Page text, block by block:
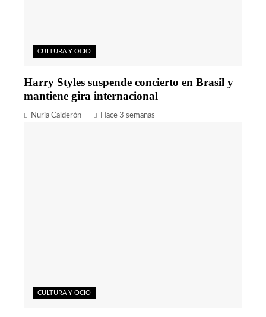
CULTURA Y OCIO
Harry Styles suspende concierto en Brasil y
mantiene gira internacional
Nuria Calderón Hace 3 semanas
CULTURA Y OCIO